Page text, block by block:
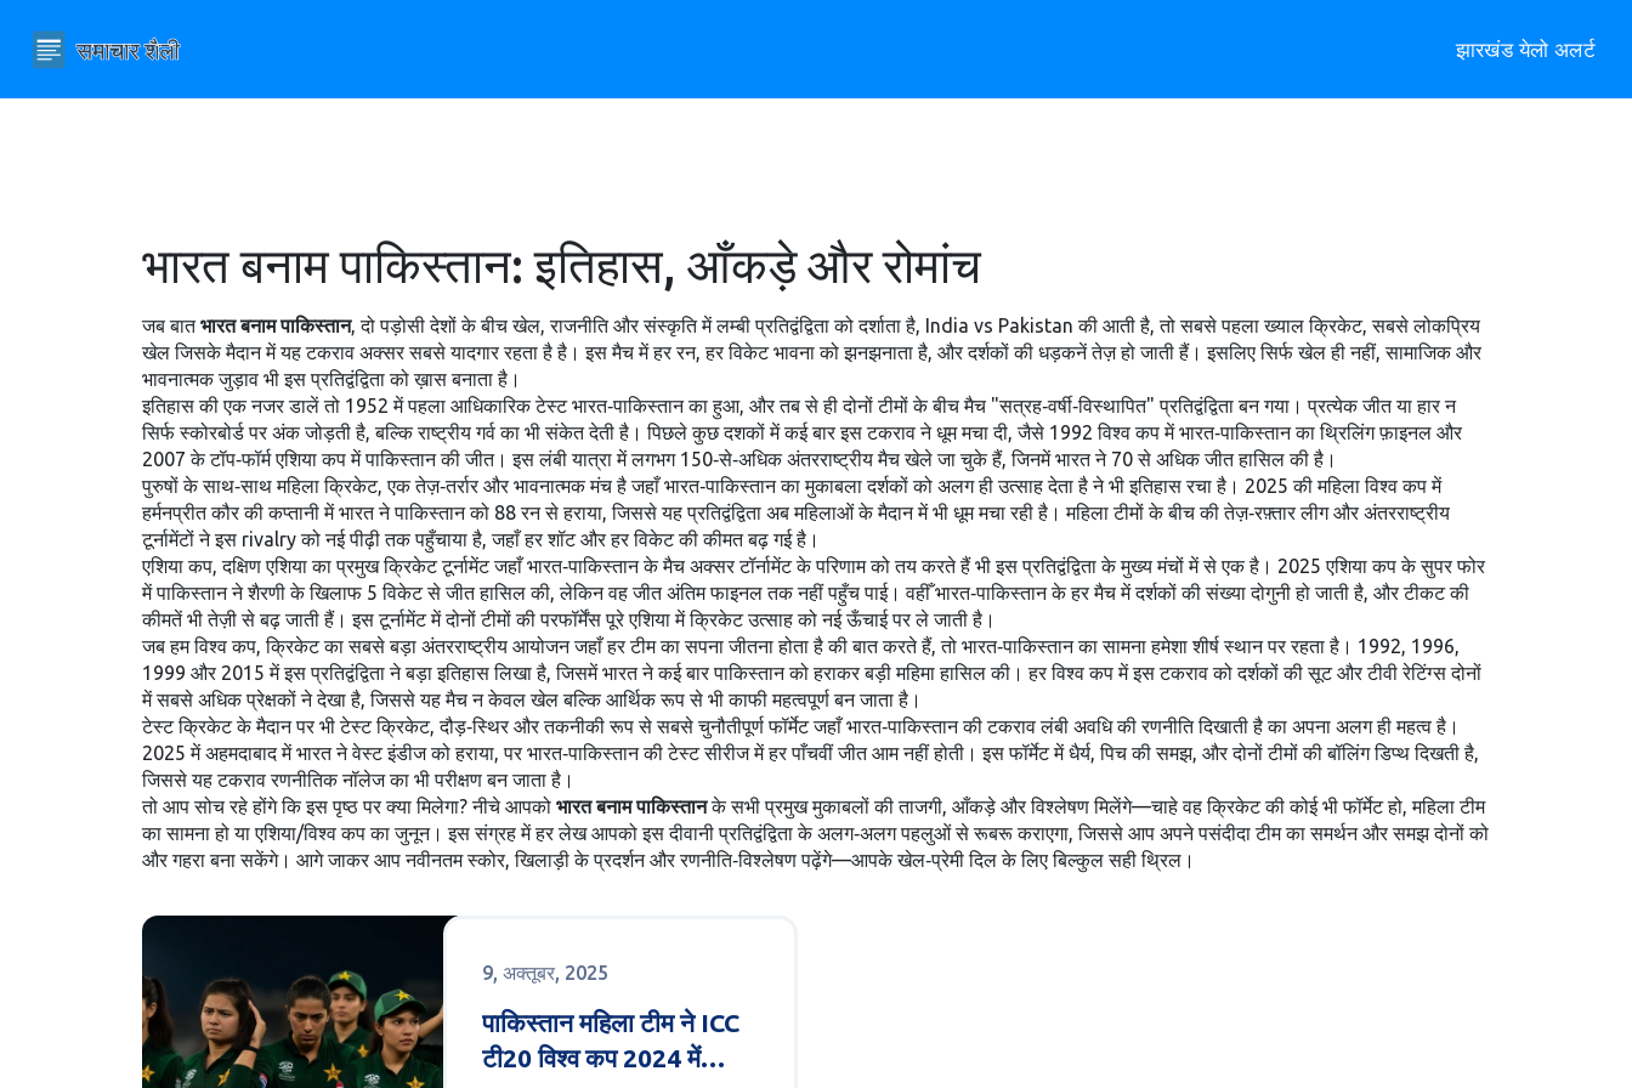
झारखंड येलो अलर्ट
भारत बनाम पाकिस्तान: इतिहास, आँकड़े और रोमांच
जब बातभारत बनाम पाकिस्तान,दो पड़ोसी देशों के बीच खेल, राजनीति और संस्कृति में लम्बी प्रतिद्वंद्विता को दर्शाता है, India vs Pakistan की आती है, तो सबसे पहला ख्यालक्रिकेट,सबसे लोकप्रिय
खेल जिसके मैदान में यह टकराव अक्सर सबसे यादगार रहता हैहै। इस मैच में हर रन, हर विकेट भावना को झनझनाता है, और दर्शकों की धड़कनें तेज़ हो जाती हैं। इसलिए सिर्फ खेल ही नहीं, सामाजिक और
भावनात्मक जुड़ाव भी इस प्रतिद्वंद्विता को ख़ास बनाता है।
इतिहास की एक नजर डालें तो 1952 में पहला आधिकारिक टेस्ट भारत‑पाकिस्तान का हुआ, और तब से ही दोनों टीमों के बीच मैच "सत्रह‑वर्षी‑विस्थापित" प्रतिद्वंद्विता बन गया। प्रत्येक जीत या हार न
सिर्फ स्कोरबोर्ड पर अंक जोड़ती है, बल्कि राष्ट्रीय गर्व का भी संकेत देती है। पिछले कुछ दशकों में कई बार इस टकराव ने धूम मचा दी, जैसे 1992 विश्व कप में भारत‑पाकिस्तान का थ्रिलिंग फ़ाइनल और
2007 के टॉप‑फॉर्म एशिया कप में पाकिस्तान की जीत। इस लंबी यात्रा में लगभग 150‑से‑अधिक अंतरराष्ट्रीय मैच खेले जा चुके हैं, जिनमें भारत ने 70 से अधिक जीत हासिल की है।
पुरुषों के साथ‑साथमहिला क्रिकेट,एक तेज़‑तर्रार और भावनात्मक मंच है जहाँ भारत‑पाकिस्तान का मुकाबला दर्शकों को अलग ही उत्साह देता हैने भी इतिहास रचा है। 2025 की महिला विश्व कप में
हर्मनप्रीत कौर की कप्तानी में भारत ने पाकिस्तान को 88 रन से हराया, जिससे यह प्रतिद्वंद्विता अब महिलाओं के मैदान में भी धूम मचा रही है। महिला टीमों के बीच की तेज़‑रफ़्तार लीग और अंतरराष्ट्रीय
टूर्नामेंटों ने इस rivalry को नई पीढ़ी तक पहुँचाया है, जहाँ हर शॉट और हर विकेट की कीमत बढ़ गई है।
एशिया कप,दक्षिण एशिया का प्रमुख क्रिकेट टूर्नामेंट जहाँ भारत‑पाकिस्तान के मैच अक्सर टॉर्नामेंट के परिणाम को तय करते हैंभी इस प्रतिद्वंद्विता के मुख्य मंचों में से एक है। 2025 एशिया कप के सुपर फोर
में पाकिस्तान ने शैरणी के खिलाफ 5 विकेट से जीत हासिल की, लेकिन वह जीत अंतिम फाइनल तक नहीं पहुँच पाई। वहीँ भारत‑पाकिस्तान के हर मैच में दर्शकों की संख्या दोगुनी हो जाती है, और टीकट की
कीमतें भी तेज़ी से बढ़ जाती हैं। इस टूर्नामेंट में दोनों टीमों की परफॉर्मेंस पूरे एशिया में क्रिकेट उत्साह को नई ऊँचाई पर ले जाती है।
जब हमविश्व कप,क्रिकेट का सबसे बड़ा अंतरराष्ट्रीय आयोजन जहाँ हर टीम का सपना जीतना होता हैकी बात करते हैं, तो भारत‑पाकिस्तान का सामना हमेशा शीर्ष स्थान पर रहता है। 1992, 1996,
1999 और 2015 में इस प्रतिद्वंद्विता ने बड़ा इतिहास लिखा है, जिसमें भारत ने कई बार पाकिस्तान को हराकर बड़ी महिमा हासिल की। हर विश्व कप में इस टकराव को दर्शकों की सूट और टीवी रेटिंग्स दोनों
में सबसे अधिक प्रेक्षकों ने देखा है, जिससे यह मैच न केवल खेल बल्कि आर्थिक रूप से भी काफी महत्वपूर्ण बन जाता है।
टेस्ट क्रिकेट के मैदान पर भीटेस्ट क्रिकेट,दौड़‑स्थिर और तकनीकी रूप से सबसे चुनौतीपूर्ण फॉर्मेट जहाँ भारत‑पाकिस्तान की टकराव लंबी अवधि की रणनीति दिखाती हैका अपना अलग ही महत्व है।
2025 में अहमदाबाद में भारत ने वेस्ट इंडीज को हराया, पर भारत‑पाकिस्तान की टेस्ट सीरीज में हर पाँचवीं जीत आम नहीं होती। इस फॉर्मेट में धैर्य, पिच की समझ, और दोनों टीमों की बॉलिंग डिप्थ दिखती है,
जिससे यह टकराव रणनीतिक नॉलेज का भी परीक्षण बन जाता है।
तो आप सोच रहे होंगे कि इस पृष्ठ पर क्या मिलेगा? नीचे आपको भारत बनाम पाकिस्तानके सभी प्रमुख मुकाबलों की ताजगी, आँकड़े और विश्लेषण मिलेंगे—चाहे वह क्रिकेट की कोई भी फॉर्मेट हो, महिला टीम
का सामना हो या एशिया/विश्व कप का जुनून। इस संग्रह में हर लेख आपको इस दीवानी प्रतिद्वंद्विता के अलग‑अलग पहलुओं से रूबरू कराएगा, जिससे आप अपने पसंदीदा टीम का समर्थन और समझ दोनों को
और गहरा बना सकेंगे। आगे जाकर आप नवीनतम स्कोर, खिलाड़ी के प्रदर्शन और रणनीति‑विश्लेषण पढ़ेंगे—आपके खेल‑प्रेमी दिल के लिए बिल्कुल सही थ्रिल।
9, अक्तूबर, 2025
पाकिस्तान महिला टीम ने ICC
टी20 विश्व कप 2024 में